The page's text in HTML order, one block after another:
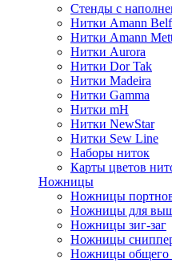
Стенды с
Нитки Amann
Нитки Amann
Нитки Aurora
Нитки Dor Tak
Нитки Madeira
Нитки Gamma
Нитки mH
Нитки NewStar
Нитки Sew Line
Наборы ниток
Карты цветов
Ножницы
Ножницы
Ножницы для
Ножницы зиг-заг
Ножницы
Ножницы общего